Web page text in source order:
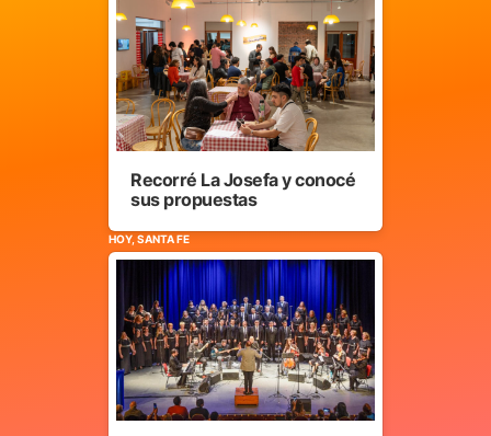
Recorré La Josefa y conocé
sus propuestas
HOY, SANTA FE